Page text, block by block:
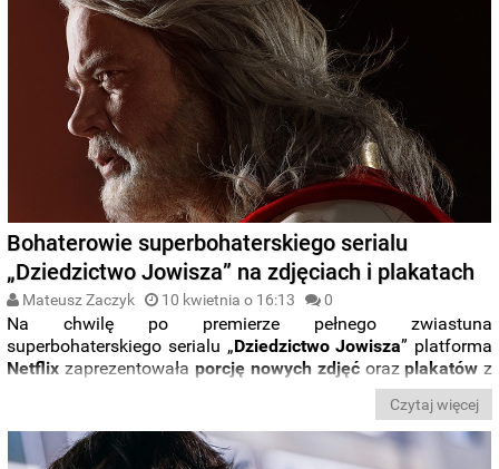
Castlevania”i „The Kominsky Method”
będzie także druga część piątego sezonu „
Lucyfera”
fanów filmowych wrażeń czekają między innymi „
Umarłych”odZacka Snydera, a także „Kobieta
Adamsw roli głównej oraz „Tlen”z gwiazdą „
Bohaterowie superbohaterskiego serialu
„Dziedzictwo Jowisza” na zdjęciach i plakatach
Mateusz Zaczyk 10 kwietnia o 16:13 0
Na chwilę po premierze pełnego zwiastuna
superbohaterskiego serialu „Dziedzictwo Jowisza” platforma
Netflix zaprezentowała porcję nowych zdjęćorazplakatów z
Czytaj więcej